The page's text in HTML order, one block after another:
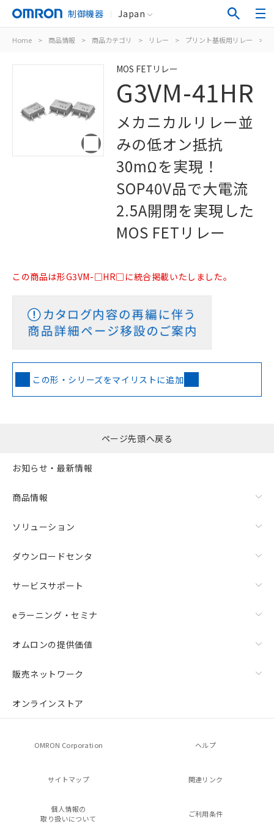
制御機器 Japan
Home > 商品情報 > 商品カテゴリ > リレー > プリント基板用リレー >
MOS FETリレー
G3VM-41HR
メカニカルリレー並
みの低オン抵抗
30mΩを実現！
SOP40V品で大電流
2.5A開閉を実現した
MOS FETリレー
この商品は形G3VM-□HR□に統合掲載いたしました。
この形・シリーズをマイリストに追加
ページ先頭へ戻る
お知らせ・最新情報
商品情報
ソリューション
ダウンロードセンタ
サービスサポート
eラーニング・セミナ
オムロンの提供価値
販売ネットワーク
オンラインストア
OMRON Corporation ヘルプ
サイトマップ 関連リンク
個人情報の
取り扱いについて
ご利用条件